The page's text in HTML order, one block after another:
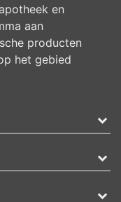
en
aan
producten
het gebied